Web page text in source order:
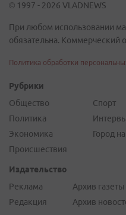
© 1997 - 2026 VLADNEWS
При любом использовании
обязательна. Коммерческий
Политика обработки
Рубрики
Общество
Политика
Экономика
Происшествия
Спорт
Город
Издательство
Реклама
Редакция
Архив
Архив